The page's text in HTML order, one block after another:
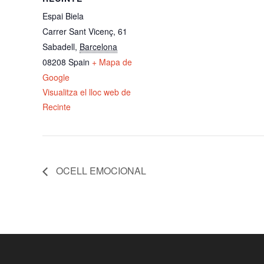
Espai Biela
Carrer Sant Vicenç, 61
Sabadell, Barcelona
08208 Spain + Mapa de
Google
Visualitza el lloc web de
Recinte
OCELL EMOCIONAL